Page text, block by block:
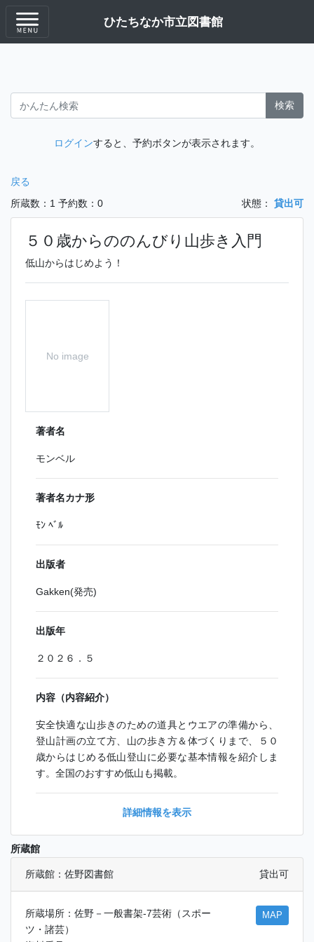
ひたちなか市立図書館
検索
ログインすると、予約ボタンが表示されます。
戻る
所蔵数：1 予約数：0 状態： 貸出可
５０歳からののんびり山歩き入門
低山からはじめよう！
No image
著者名
モンベル
著者名カナ形
ﾓﾝ ﾍﾞﾙ
出版者
Gakken(発売)
出版年
２０２６．５
内容（内容紹介）
安全快適な山歩きのための道具とウエアの準備から、
登山計画の立て方、山の歩き方＆体づくりまで、５０
歳からはじめる低山登山に必要な基本情報を紹介しま
す。全国のおすすめ低山も掲載。
詳細情報を表示
所蔵館
所蔵館：佐野図書館 貸出可
所蔵場所：佐野－一般書架-7芸術（スポー
ツ・諸芸）
MAP